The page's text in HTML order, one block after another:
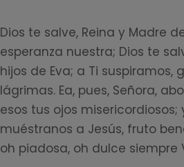
Dios te salve, Reina y Madre
esperanza nuestra; Dios te
hijos de Eva; a Ti
lágrimas. Ea, pues, Señora,
esos tus ojos
muéstranos a Jesús, fruto
oh piadosa, oh dulce siempre